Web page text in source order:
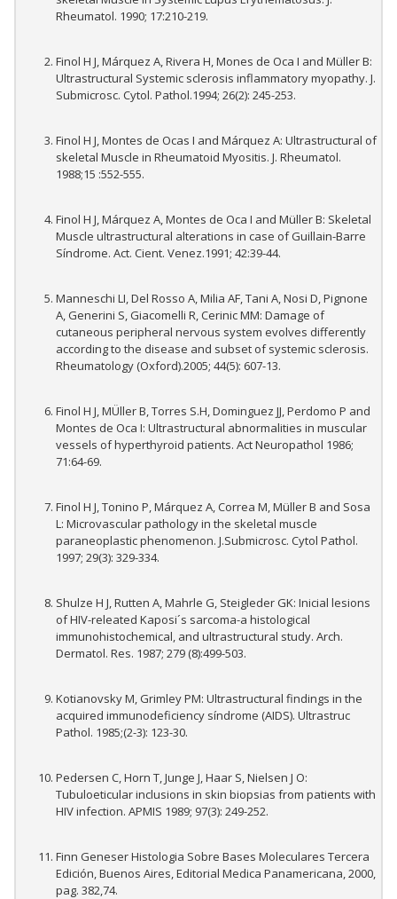
Rheumatol. 1990; 17:210-219.
Finol H J, Márquez A, Rivera H, Mones de Oca I and Müller B:
Ultrastructural Systemic sclerosis inflammatory myopathy. J.
Submicrosc. Cytol. Pathol.1994; 26(2): 245-253.
Finol H J, Montes de Ocas I and Márquez A: Ultrastructural of
skeletal Muscle in Rheumatoid Myositis. J. Rheumatol.
1988;15 :552-555.
Finol H J, Márquez A, Montes de Oca I and Müller B: Skeletal
Muscle ultrastructural alterations in case of Guillain-Barre
Síndrome. Act. Cient. Venez.1991; 42:39-44.
Manneschi LI, Del Rosso A, Milia AF, Tani A, Nosi D, Pignone
A, Generini S, Giacomelli R, Cerinic MM: Damage of
cutaneous peripheral nervous system evolves differently
according to the disease and subset of systemic sclerosis.
Rheumatology (Oxford).2005; 44(5): 607-13.
Finol H J, MÜller B, Torres S.H, Dominguez JJ, Perdomo P and
Montes de Oca I: Ultrastructural abnormalities in muscular
vessels of hyperthyroid patients. Act Neuropathol 1986;
71:64-69.
Finol H J, Tonino P, Márquez A, Correa M, Müller B and Sosa
L: Microvascular pathology in the skeletal muscle
paraneoplastic phenomenon. J.Submicrosc. Cytol Pathol.
1997; 29(3): 329-334.
Shulze H J, Rutten A, Mahrle G, Steigleder GK: Inicial lesions
of HIV-releated Kaposi´s sarcoma-a histological
immunohistochemical, and ultrastructural study. Arch.
Dermatol. Res. 1987; 279 (8):499-503.
Kotianovsky M, Grimley PM: Ultrastructural findings in the
acquired immunodeficiency síndrome (AIDS). Ultrastruc
Pathol. 1985;(2-3): 123-30.
Pedersen C, Horn T, Junge J, Haar S, Nielsen J O:
Tubuloeticular inclusions in skin biopsias from patients with
HIV infection. APMIS 1989; 97(3): 249-252.
Finn Geneser Histologia Sobre Bases Moleculares Tercera
Edición, Buenos Aires, Editorial Medica Panamericana, 2000,
pag. 382,74.